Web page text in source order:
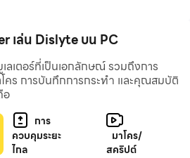
ด้รับการถ่ายทอดอย่างสวยงามใน
ได้เวลาเข้าร่วมในจักรวาลแห่ง
บสวยงามนี้แล้ว จักรวาลซึ่งสิ่ง
เหมือนประตูเชื่อมมิติที่เรียกว่า "มิ
หลและหายนะมาสู่ทวีปแกรนดิส มิ
สียงศักดิ์สิทธิ์ออกมา ทำให้บุคคลที่
พลังจากเทพเจ้าในตำนานโบราณ ทั้ง
เล่น Dislyte บน PC
เตอร์ที่เป็นเอกลักษณ์ รวมถึงการ
คร การบันทึกการกระทำ และคุณสมบัติ
อ
การ
ควบคุมระยะ
ไกล
มาโคร/
สคริปต์